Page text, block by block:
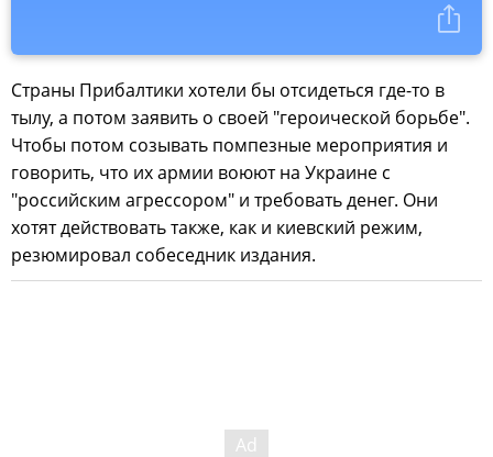
Страны Прибалтики хотели бы отсидеться где-то в
тылу, а потом заявить о своей "героической борьбе".
Чтобы потом созывать помпезные мероприятия и
говорить, что их армии воюют на Украине с
"российским агрессором" и требовать денег. Они
хотят действовать также, как и киевский режим,
резюмировал собеседник издания.